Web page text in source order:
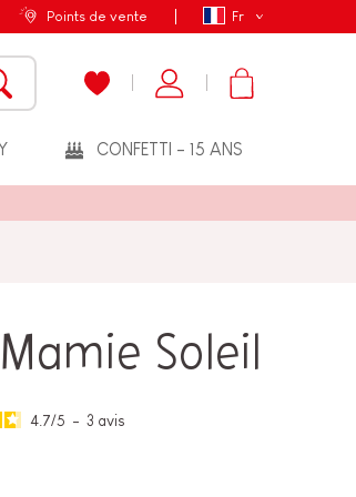
Fr
Points de vente
CONFETTI - 15 ANS
Soleil
4.7/5 - 3 avis